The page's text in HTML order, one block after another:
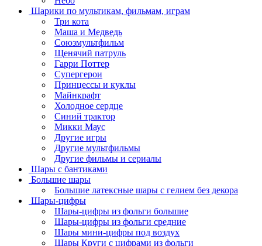
Шарики по мультикам, фильмам, играм
Три кота
Маша и Медведь
Союзмультфильм
Щенячий патруль
Гарри Поттер
Супергерои
Принцессы и куклы
Майнкрафт
Холодное сердце
Синий трактор
Микки Маус
Другие игры
Другие мультфильмы
Другие фильмы и сериалы
Шары с бантиками
Большие шары
Большие латексные шары с гелием без декора
Шары-цифры
Шары-цифры из фольги большие
Шары-цифры из фольги средние
Шары мини-цифры под воздух
Шары Круги с цифрами из фольги